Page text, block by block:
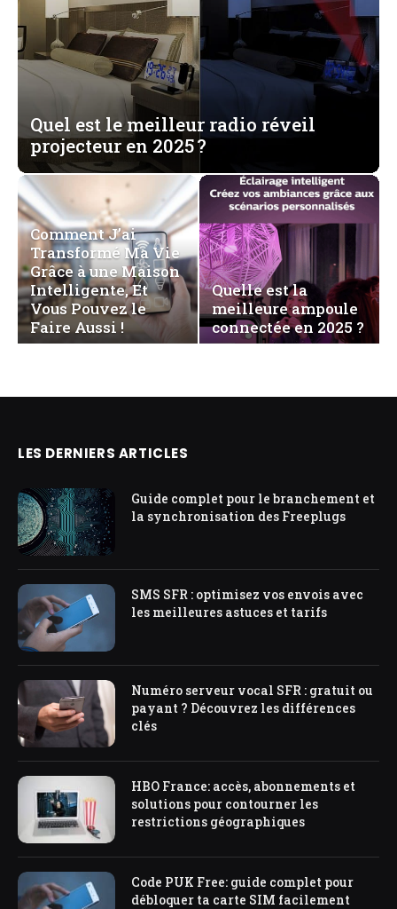
Quel est le meilleur radio réveil
projecteur en 2025 ?
Comment J’ai
Transformé Ma Vie
Grâce à une Maison
Intelligente, Et
Vous Pouvez le
Faire Aussi !
Quelle est la
meilleure ampoule
connectée en 2025 ?
LES DERNIERS ARTICLES
Guide complet pour le branchement et
la synchronisation des Freeplugs
SMS SFR : optimisez vos envois avec
les meilleures astuces et tarifs
Numéro serveur vocal SFR : gratuit ou
payant ? Découvrez les différences
clés
HBO France: accès, abonnements et
solutions pour contourner les
restrictions géographiques
Code PUK Free: guide complet pour
débloquer ta carte SIM facilement